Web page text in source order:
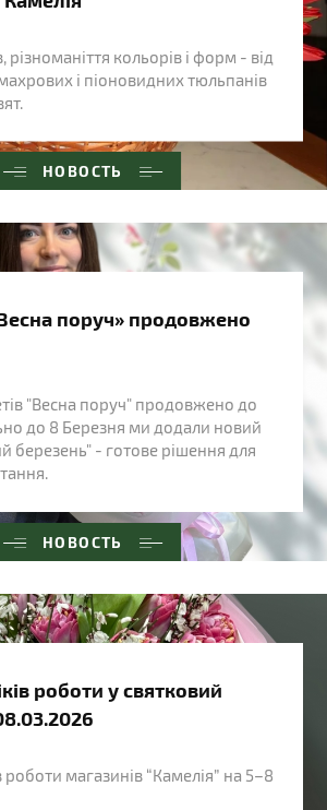
НОВОСТЬ
різноманіття кольорів і форм - від
і піоновидних тюльпанів
НОВОСТЬ
поруч» продовжено
"Весна поруч" продовжено до
до 8 Березня ми додали новий
березень" - готове рішення для
роботи у святковий
роботи магазинів “Камелія” на 5–8